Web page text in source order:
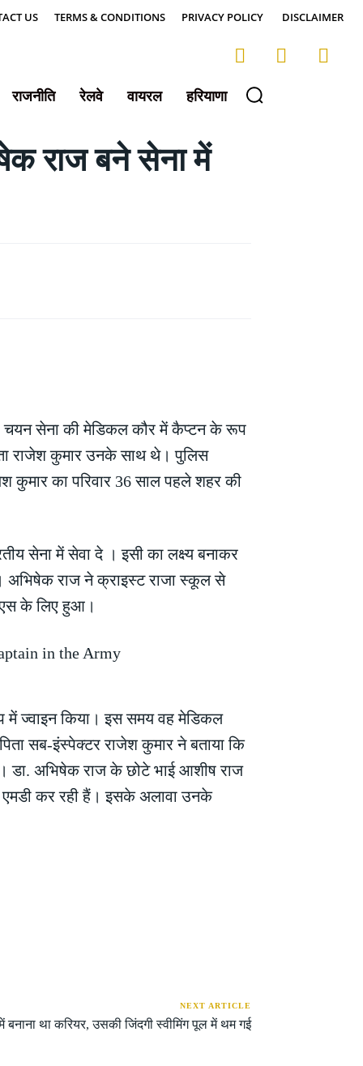
US TERMS & CONDITIONS PRIVACY POLICY DISCLAIMER
राजनीति रेलवे वायरल हरियाणा
राज बने सेना में
सेना की मेडिकल कौर में कैप्टन के रूप
राजेश कुमार उनके साथ थे। पुलिस
कुमार का परिवार 36 साल पहले शहर की
सेना में सेवा दे । इसी का लक्ष्य बनाकर
अभिषेक राज ने क्राइस्ट राजा स्कूल से
के लिए हुआ।
में ज्वाइन किया। इस समय वह मेडिकल
सब-इंस्पेक्टर राजेश कुमार ने बताया कि
डा. अभिषेक राज के छोटे भाई आशीष राज
एमडी कर रही हैं। इसके अलावा उनके
NEXT ARTICLE
था करियर, उसकी जिंदगी स्वीमिंग पूल में थम गई